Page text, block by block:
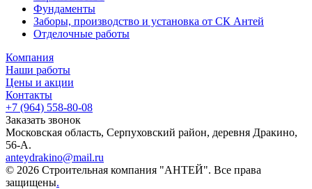
Фундаменты
Заборы, производство и установка от СК Антей
Отделочные работы
Компания
Наши работы
Цены и акции
Контакты
+7 (964) 558-80-08
Заказать звонок
Московская область, Серпуховский район, деревня Дракино,
56-А.
anteydrakino@mail.ru
© 2026 Строительная компания "АНТЕЙ". Все права
защищены.